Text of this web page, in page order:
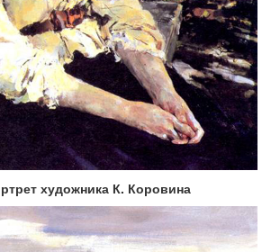
художника К. Коровина